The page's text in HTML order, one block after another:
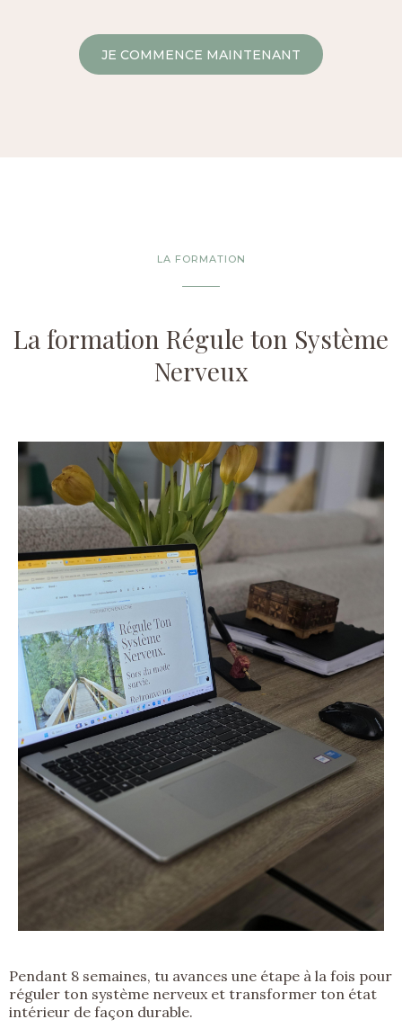
JE COMMENCE MAINTENANT
LA FORMATION
La formation Régule ton Système
Nerveux
Pendant 8 semaines, tu avances une étape à la fois pour
réguler ton système nerveux et transformer ton état
intérieur de façon durable.